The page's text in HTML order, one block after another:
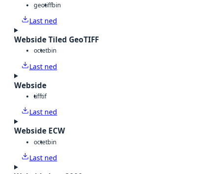
geotiffbin
Last ned
Webside Tiled GeoTIFF
octetbin
Last ned
Webside
tifftif
Last ned
Webside ECW
octetbin
Last ned